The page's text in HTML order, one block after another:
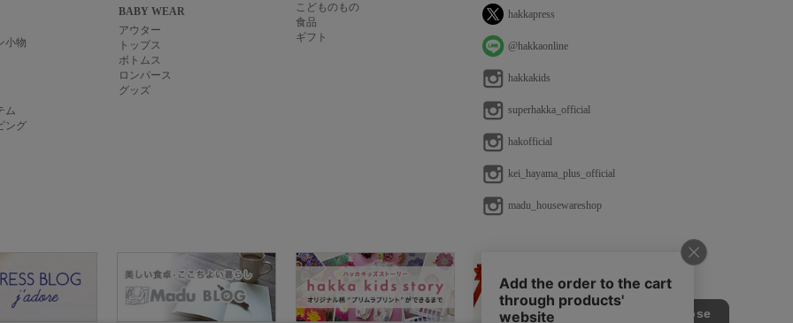
小物
ム
ング
BABY WEAR
アウター
トップス
ボトムス
ロンパース
グッズ
こどものもの
食品
ギフト
hakkapress
@hakkaonline
hakkakids
superhakka_official
hakofficial
kei_hayama_plus_official
madu_housewareshop